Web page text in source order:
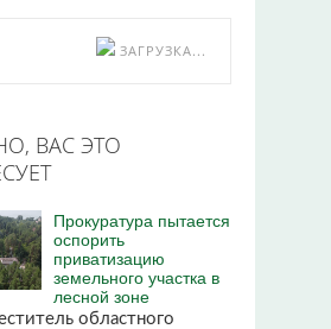
ЗАГРУЗКА...
ВАС ЭТО
Прокуратура пытается
оспорить
приватизацию
земельного участка в
лесной зоне
областного